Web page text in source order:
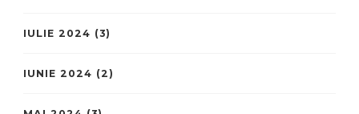
IULIE 2024 (3)
IUNIE 2024 (2)